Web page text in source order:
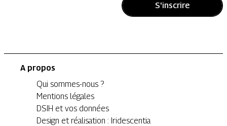
S'inscrire
A propos
Qui sommes-nous ?
Mentions légales
DSIH et vos données
Design et réalisation : Iridescentia